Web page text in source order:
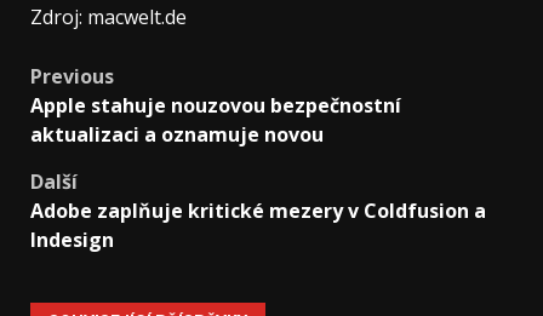
Zdroj: macwelt.de
Post
navigation
Previous
Apple stahuje nouzovou bezpečnostní
aktualizaci a oznamuje novou
Další
Adobe zaplňuje kritické mezery v Coldfusion a
Indesign